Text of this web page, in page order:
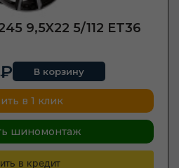
9,5X22 5/112 ET36
В корзину
в 1 клик
шиномонтаж
в кредит